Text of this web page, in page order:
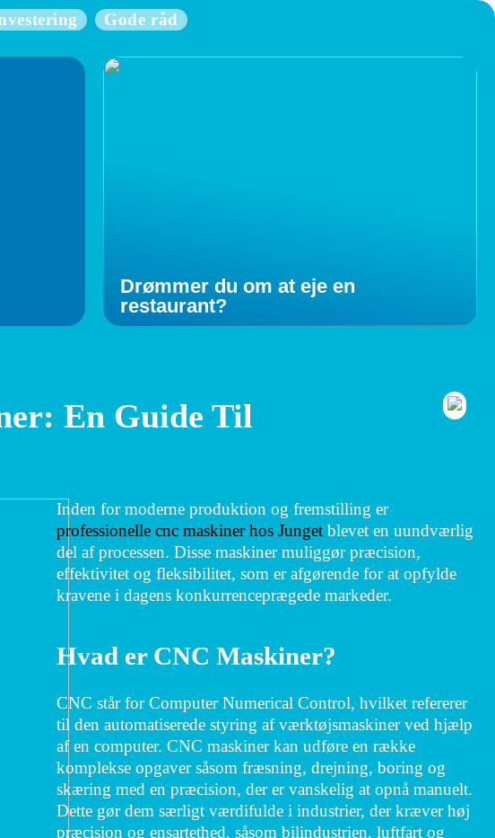
Gode råd
Drømmer du om at eje en
restaurant?
En Guide Til
Inden for moderne produktion og fremstilling er
professionelle cnc maskiner hos Jungetblevet en uundværlig
del af processen. Disse maskiner muliggør præcision,
effektivitet og fleksibilitet, som er afgørende for at opfylde
kravene i dagens konkurrenceprægede markeder.
Hvad er CNC Maskiner?
CNC står for Computer Numerical Control, hvilket refererer
til den automatiserede styring af værktøjsmaskiner ved hjælp
af en computer. CNC maskiner kan udføre en række
komplekse opgaver såsom fræsning, drejning, boring og
skæring med en præcision, der er vanskelig at opnå manuelt.
Dette gør dem særligt værdifulde i industrier, der kræver høj
præcision og ensartethed, såsom bilindustrien, luftfart og